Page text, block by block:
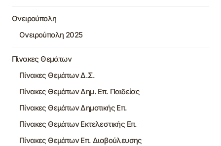
Ονειρούπολη
Ονειρούπολη 2025
Πίνακες Θεμάτων
Πίνακες Θεμάτων Δ.Σ.
Πίνακες Θεμάτων Δημ. Επ. Παιδείας
Πίνακες Θεμάτων Δημοτικής Επ.
Πίνακες Θεμάτων Εκτελεστικής Επ.
Πίνακες Θεμάτων Επ. Διαβούλευσης